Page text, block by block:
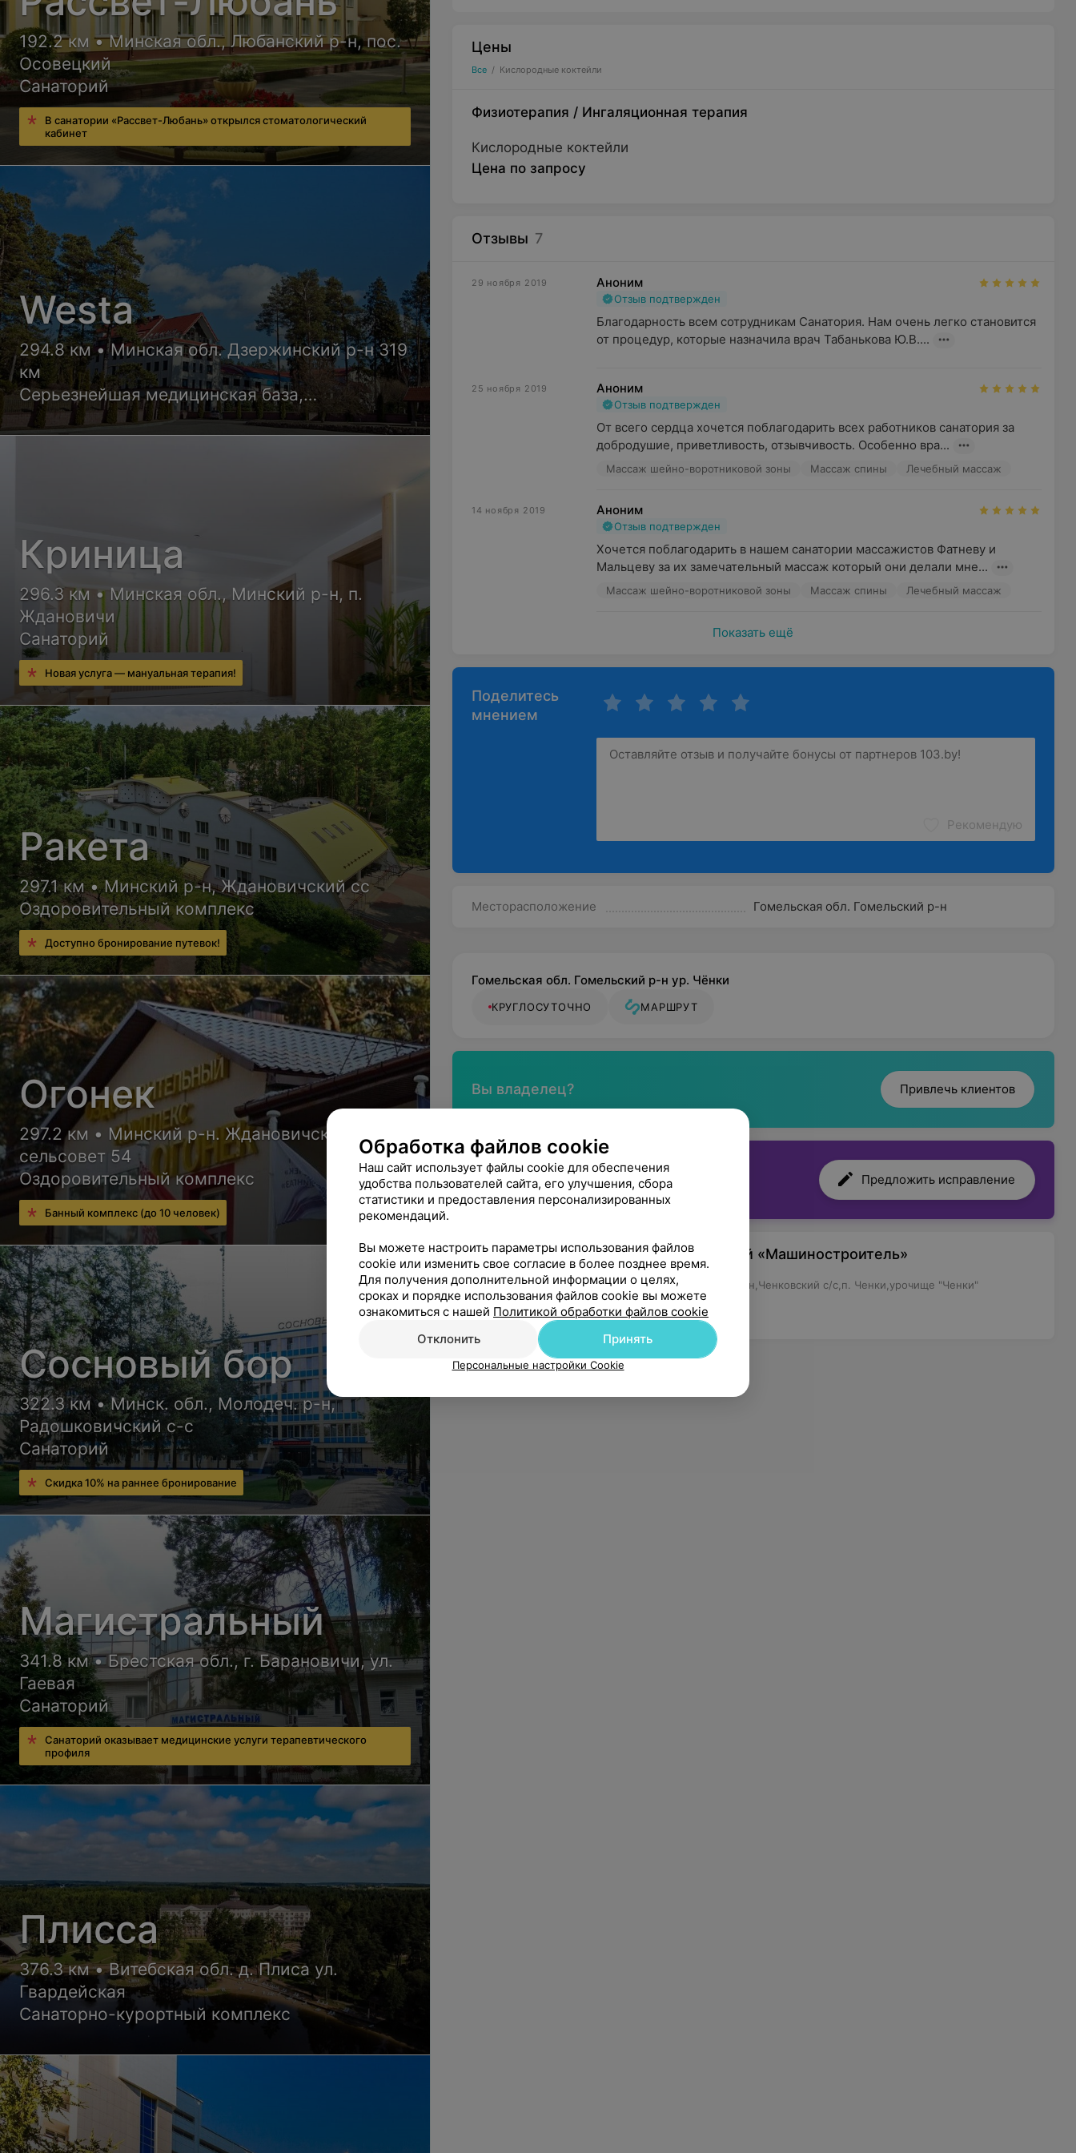
Цены
Все / Кислородные коктейли
Физиотерапия / Ингаляционная терапия
Кислородные коктейли
Цена по запросу
Отзывы 7
29 ноября 2019 Аноним
Отзыв подтвержден
Благодарность всем сотрудникам Санатория. Нам очень легко становится
от процедур, которые назначила врач Табанькова Ю.В....
25 ноября 2019 Аноним
Отзыв подтвержден
От всего сердца хочется поблагодарить всех работников санатория за
добродушие, приветливость, отзывчивость. Особенно вра...
Массаж шейно-воротниковой зоны Массаж спины Лечебный массаж
14 ноября 2019 Аноним
Отзыв подтвержден
Хочется поблагодарить в нашем санатории массажистов Фатневу и
Мальцеву за их замечательный массаж который они делали мне...
Массаж шейно-воротниковой зоны Массаж спины Лечебный массаж
Показать ещё
Поделитесь
мнением
Рекомендую
Месторасположение Гомельская обл. Гомельский р-н
Гомельская обл. Гомельский р-н ур. Чёнки
КРУГЛОСУТОЧНО МАРШРУТ
Вы владелец? Привлечь клиентов
Нашли ошибку? Предложить исправление
Филиал ОАО «Гомсельмаш» санаторий «Машиностроитель»
Юридический адрес: Гомельская обл.,Гомельский р-н,Ченковский с/с,п. Ченки,урочище "Ченки"
УНП: 400051751
На правах рекламы
192.2 км • Минская обл., Любанский р-н, пос.
Осовецкий
Санаторий
В санатории «Рассвет-Любань» открылся стоматологический
кабинет
Westa
294.8 км • Минская обл. Дзержинский р-н 319
км
Серьезнейшая медицинская база,
квалифицированные врачи и уютные номера
корпусов санатория обеспечат Вам
Криница
296.3 км • Минская обл., Минский р-н, п.
Ждановичи
Санаторий
Новая услуга — мануальная терапия!
Ракета
297.1 км • Минский р-н, Ждановичский сс
Оздоровительный комплекс
Доступно бронирование путевок!
Огонек
297.2 км • Минский р-н. Ждановичский
сельсовет 54
Оздоровительный комплекс
Банный комплекс (до 10 человек)
Сосновый бор
322.3 км • Минск. обл., Молодеч. р-н,
Радошковичский c-с
Санаторий
Скидка 10% на раннее бронирование
Магистральный
341.8 км • Брестская обл., г. Барановичи, ул.
Гаевая
Санаторий
Санаторий оказывает медицинские услуги терапевтического
профиля
Плисса
376.3 км • Витебская обл. д. Плиса ул.
Гвардейская
Санаторно-курортный комплекс
Обработка файлов cookie
Наш сайт использует файлы cookie для обеспечения
удобства пользователей сайта, его улучшения, сбора
статистики и предоставления персонализированных
рекомендаций.
Вы можете настроить параметры использования файлов
cookie или изменить свое согласие в более позднее время.
Для получения дополнительной информации о целях,
сроках и порядке использования файлов cookie вы можете
ознакомиться с нашей Политикой обработки файлов cookie
Отклонить
Принять
Персональные настройки Cookie